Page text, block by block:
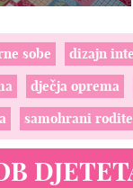
sobe
dizajn
dječja oprema
samohrani